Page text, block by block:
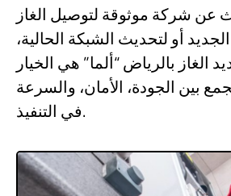
عن شركة موثوقة لتوصيل الغاز
أو لتحديث الشبكة الحالية،
الغاز بالرياض “ألما” هي الخيار
بين الجودة، الأمان، والسرعة
في التنفيذ.